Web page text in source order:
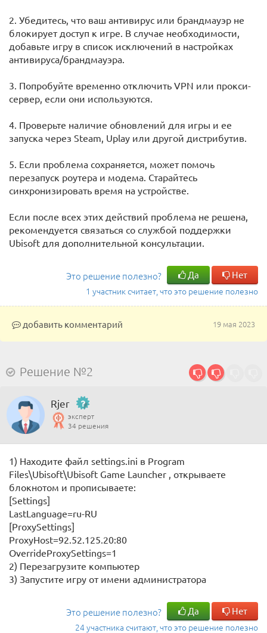
2. Убедитесь, что ваш антивирус или брандмауэр не
блокирует доступ к игре. В случае необходимости,
добавьте игру в список исключений в настройках
антивируса/брандмауэра.
3. Попробуйте временно отключить VPN или прокси-
сервер, если они используются.
4. Проверьте наличие обновлений для игры и ее
запуска через Steam, Uplay или другой дистрибутив.
5. Если проблема сохраняется, может помочь
перезапуск роутера и модема. Старайтесь
синхронизировать время на устройстве.
Если после всех этих действий проблема не решена,
рекомендуется связаться со службой поддержки
Ubisoft для дополнительной консультации.
Это решение полезно? Да Нет
1 участник считает, что это решение полезно
19 мая 2023
добавить комментарий
Решение №2
Rjer
эксперт
34 решения
1) Находите файл settings.ini в Program
Files\Ubisoft\Ubisoft Game Launcher , открываете
блокнотом и прописываете:
[Settings]
LastLanguage=ru-RU
[ProxySettings]
ProxyHost=92.52.125.20:80
OverrideProxySettings=1
2) Перезагрузите компьютер
3) Запустите игру от имени администратора
Это решение полезно? Да Нет
24 участника считают, что это решение полезно